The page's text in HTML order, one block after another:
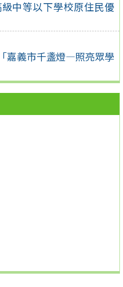
級中等以下學校原住民優
嘉義市千盞燈—照亮眾學